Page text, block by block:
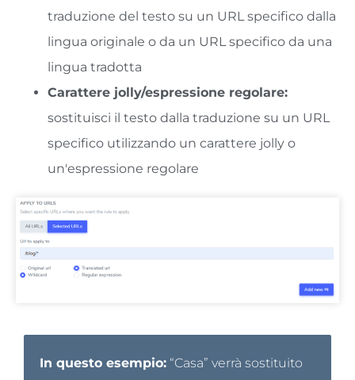
traduzione del testo su un URL specifico dalla
lingua originale o da un URL specifico da una
lingua tradotta
Carattere jolly/espressione regolare:
sostituisci il testo dalla traduzione su un URL
specifico utilizzando un carattere jolly o
un'espressione regolare
In questo esempio: “Casa” verrà sostituito